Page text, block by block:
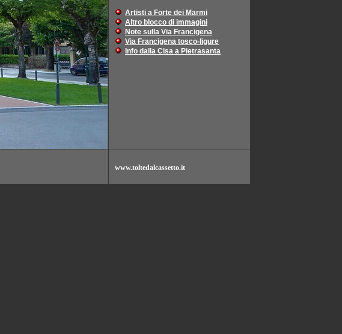
Artisti a Forte dei Marmi
Altro blocco di immagini
Note sulla Via Francigena
Via Francigena tosco-ligure
Info dalla Cisa a Pietrasanta
www.toltedalcassetto.it